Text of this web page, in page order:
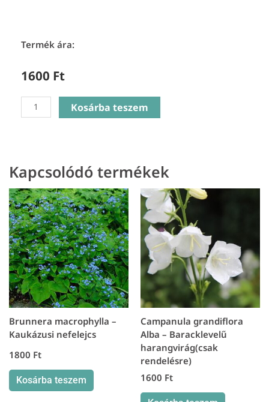
Termék ára:
1600 Ft
Echinacea
Purpurea
Bíbor
kasvirág
mennyiség
Kosárba teszem
Kapcsolódó termékek
Brunnera macrophylla –
Kaukázusi nefelejcs
1800 Ft
Kosárba teszem
Campanula grandiflora
Alba – Baracklevelű
harangvirág(csak
rendelésre)
1600 Ft